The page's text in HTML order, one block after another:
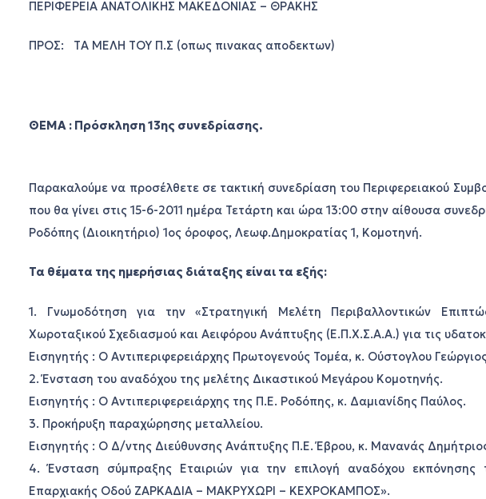
ΠΕΡΙΦΕΡΕΙΑ ΑΝΑΤΟΛΙΚΗΣ ΜΑΚΕΔΟΝΙΑΣ – ΘΡΑΚΗΣ
ΠΡΟΣ: ΤA ΜΕΛΗ ΤΟΥ Π.Σ (οπως πινακας αποδεκτων)
ΘΕΜΑ : Πρόσκληση 13ης συνεδρίασης.
Παρακαλούμε να προσέλθετε σε τακτική συνεδρίαση του Περιφερειακού
που θα γίνει στις 15-6-2011 ημέρα Τετάρτη και ώρα 13:00 στην αίθουσα
Ροδόπης (Διοικητήριο) 1ος όροφος, Λεωφ.Δημοκρατίας 1, Κομοτηνή.
Τα θέματα της ημερήσιας διάταξης είναι τα εξής:
1. Γνωμοδότηση για την «Στρατηγική Μελέτη Περιβαλλοντικών
Χωροταξικού Σχεδιασμού και Αειφόρου Ανάπτυξης (Ε.Π.Χ.Σ.Α.Α.) για τις
Εισηγητής : Ο Αντιπεριφερειάρχης Πρωτογενούς Τομέα, κ. Ούστογλου
2. Ένσταση του αναδόχου της μελέτης Δικαστικού Μεγάρου Κομοτηνής.
Εισηγητής : Ο Αντιπεριφερειάρχης της Π.Ε. Ροδόπης, κ. Δαμιανίδης Παύλος.
3. Προκήρυξη παραχώρησης μεταλλείου.
Εισηγητής : Ο Δ/ντης Διεύθυνσης Ανάπτυξης Π.Ε. Έβρου, κ. Μανανάς
4. Ένσταση σύμπραξης Εταιριών για την επιλογή αναδόχου εκπόνησης
Επαρχιακής Οδού ΖΑΡΚΑΔΙΑ – ΜΑΚΡΥΧΩΡΙ – ΚΕΧΡΟΚΑΜΠΟΣ».